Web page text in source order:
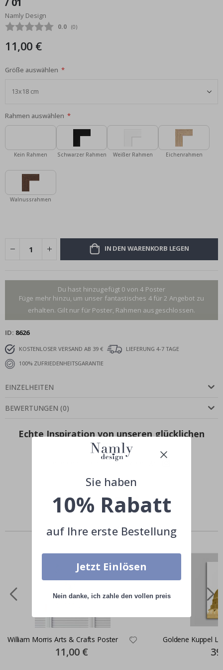
Bildgalerie
springen
Namly Design
Durchschnittliche Bewertung:
0.0 (abgegebene bewertungen:
0)
11,00 €
Größe auswählen
Rahmen auswählen
Kein Rahmen Schwarzer Rahmen Weißer Rahmen Eichenrahmen
Walnussrahmen
IN DEN WARENKORB LEGEN
Du hast hinzugefügt 0 von 4 Poster
Füge mehr hinzu, um unser fantastisches 4 für 2 Angebot zu
erhalten. Gilt nur für Poster, Rahmen ausgeschlossen.
ID 8626
KOSTENLOSER VERSAND AB 39 €
LIEFERUNG 4-7 TAGE
100% ZUFRIEDENHEITSGARANTIE
EINZELHEITEN
BEWERTUNGEN (0)
Echte Inspiration von unseren glücklichen
Kunden!
Teile dein Bild mit #namly_design
Andere kauften auch
William Morris Arts & Crafts Poster
Special
Price
11,00 €
Goldene Kuppel
Sie haben
10% Rabatt
auf Ihre erste Bestellung
Jetzt Einlösen
Nein danke, ich zahle den vollen preis